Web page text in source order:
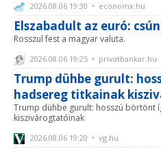
2026.08.06 19:30 • economx.hu
Elszabadult az euró:
Rosszul fest a magyar valuta.
2026.08.06 19:25 • privatbankar.hu
Trump dühbe gurult:
hadsereg titkainak
Trump dühbe gurult: hosszú börtönt
kiszivárogtatóinak
2026.08.06 19:20 • vg.hu